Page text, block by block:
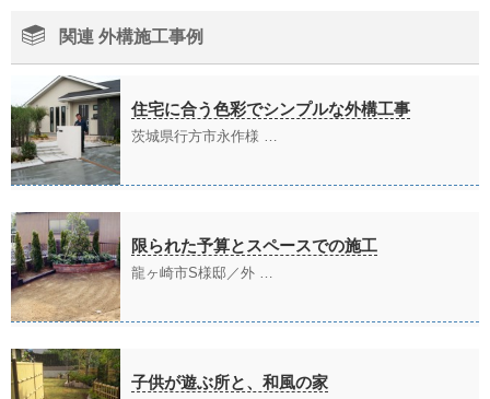
関連 外構施工事例
住宅に合う色彩でシンプルな外構工事
茨城県行方市永作様 …
限られた予算とスペースでの施工
龍ヶ崎市S様邸／外 …
子供が遊ぶ所と、和風の家